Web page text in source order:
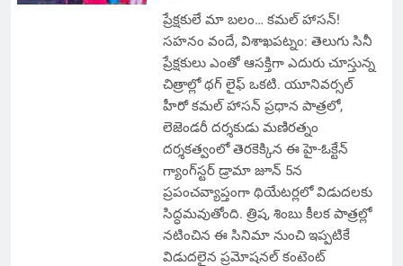
ప్రేక్షకులే మా బలం… కమల్ హాసన్!
సహనం వందే, విశాఖపట్నం: తెలుగు సినీ
ప్రేక్షకులు ఎంతో ఆసక్తిగా ఎదురు చూస్తున్న
చిత్రాల్లో థగ్ లైఫ్ ఒకటి. యూనివర్సల్
హీరో కమల్ హాసన్ ప్రధాన పాత్రలో,
లెజెండరీ దర్శకుడు మణిరత్నం
దర్శకత్వంలో తెరకెక్కిన ఈ హై-ఓక్టేన్
గ్యాంగ్‌స్టర్ డ్రామా జూన్ 5న
ప్రపంచవ్యాప్తంగా థియేటర్లలో విడుదలకు
సిద్ధమవుతోంది. త్రిష, శింబు కీలక పాత్రల్లో
నటించిన ఈ సినిమా నుంచి ఇప్పటికే
విడుదలైన ప్రమోషనల్ కంటెంట్